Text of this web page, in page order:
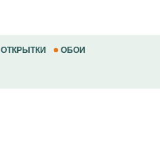
ОТКРЫТКИ ОБОИ